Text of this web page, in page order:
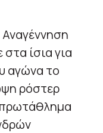
ίσια για
αγώνα το
ρόστερ
πρωτάθλημα